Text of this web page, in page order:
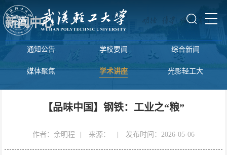
新闻中心
通知公告 学校要闻 综合新闻
媒体聚焦 学术讲座 光影轻工大
【品味中国】钢铁：工业之“粮”
作者：余明程 来源： 发布时间：2026-05-06